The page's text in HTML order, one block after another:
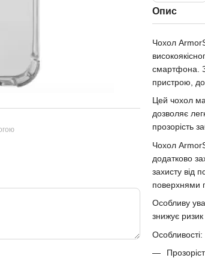
Опис
Чохол
смартфона.
пристрою,
Цей чохол
дозволяє
прозорість
Чохол
додатково
захисту від
поверхнями
Особливу
знижує
Особливості: